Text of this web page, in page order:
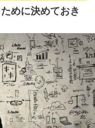
めに決めておき